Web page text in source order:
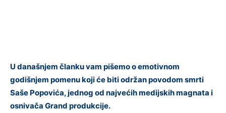
U današnjem članku vam pišemo o emotivnom
godišnjem pomenu koji će biti održan povodom smrti
Saše Popovića, jednog od najvećih medijskih magnata i
osnivača Grand produkcije.